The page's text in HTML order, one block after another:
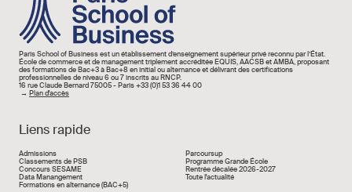
Paris School of Business est un établissement d’enseignement supérieur privé reconnu par l’État.
École de commerce et de management triplement accréditée EQUIS, AACSB et AMBA, proposant
des formations de Bac+3 à Bac+8 en initial ou alternance et délivrant des certifications
professionnelles de niveau 6 ou 7 inscrits au RNCP.
16 rue Claude Bernard 75005 - Paris +33 (0)1 53 36 44 00
→ Plan d'accès
Liens rapide
Liens rapide
Admissions
Classements de PSB
Concours SESAME
Data Manangement
Formations en alternance (BAC+5)
Parcoursup
Programme Grande École
Rentrée décalée 2026-2027
Toute l'actualité